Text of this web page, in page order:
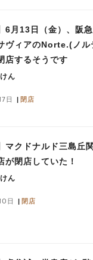
6月13日（金）、阪
ヴィアのNorte.(ノル
店するそうです
ん
日 閉店
マクドナルド三島丘
が閉店していた！
ん
日 閉店